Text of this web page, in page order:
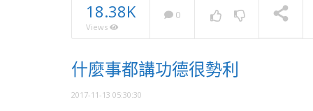
NOW PLAYING
18.38K
Views
0
什麼事都講功德很勢利
2017-11-13 05:30:30